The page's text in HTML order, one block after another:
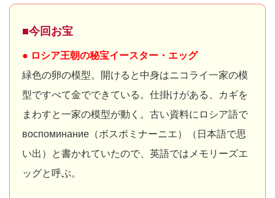
■今回お宝
● ロシア王朝の秘宝イースター・エッグ
緑色の卵の模型。開けると中身はニコライ一家の模
型ですべて金でできている。仕掛けがある、カギを
まわすと一家の模型が動く。古い資料にロシア語で
воспоминание（ボスポミナーニエ）（日本語で思
い出）と書かれていたので、英語ではメモリーズエ
ッグと呼ぶ。